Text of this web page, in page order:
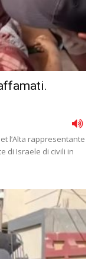
l’Alta rappresentante
di Israele di civili in